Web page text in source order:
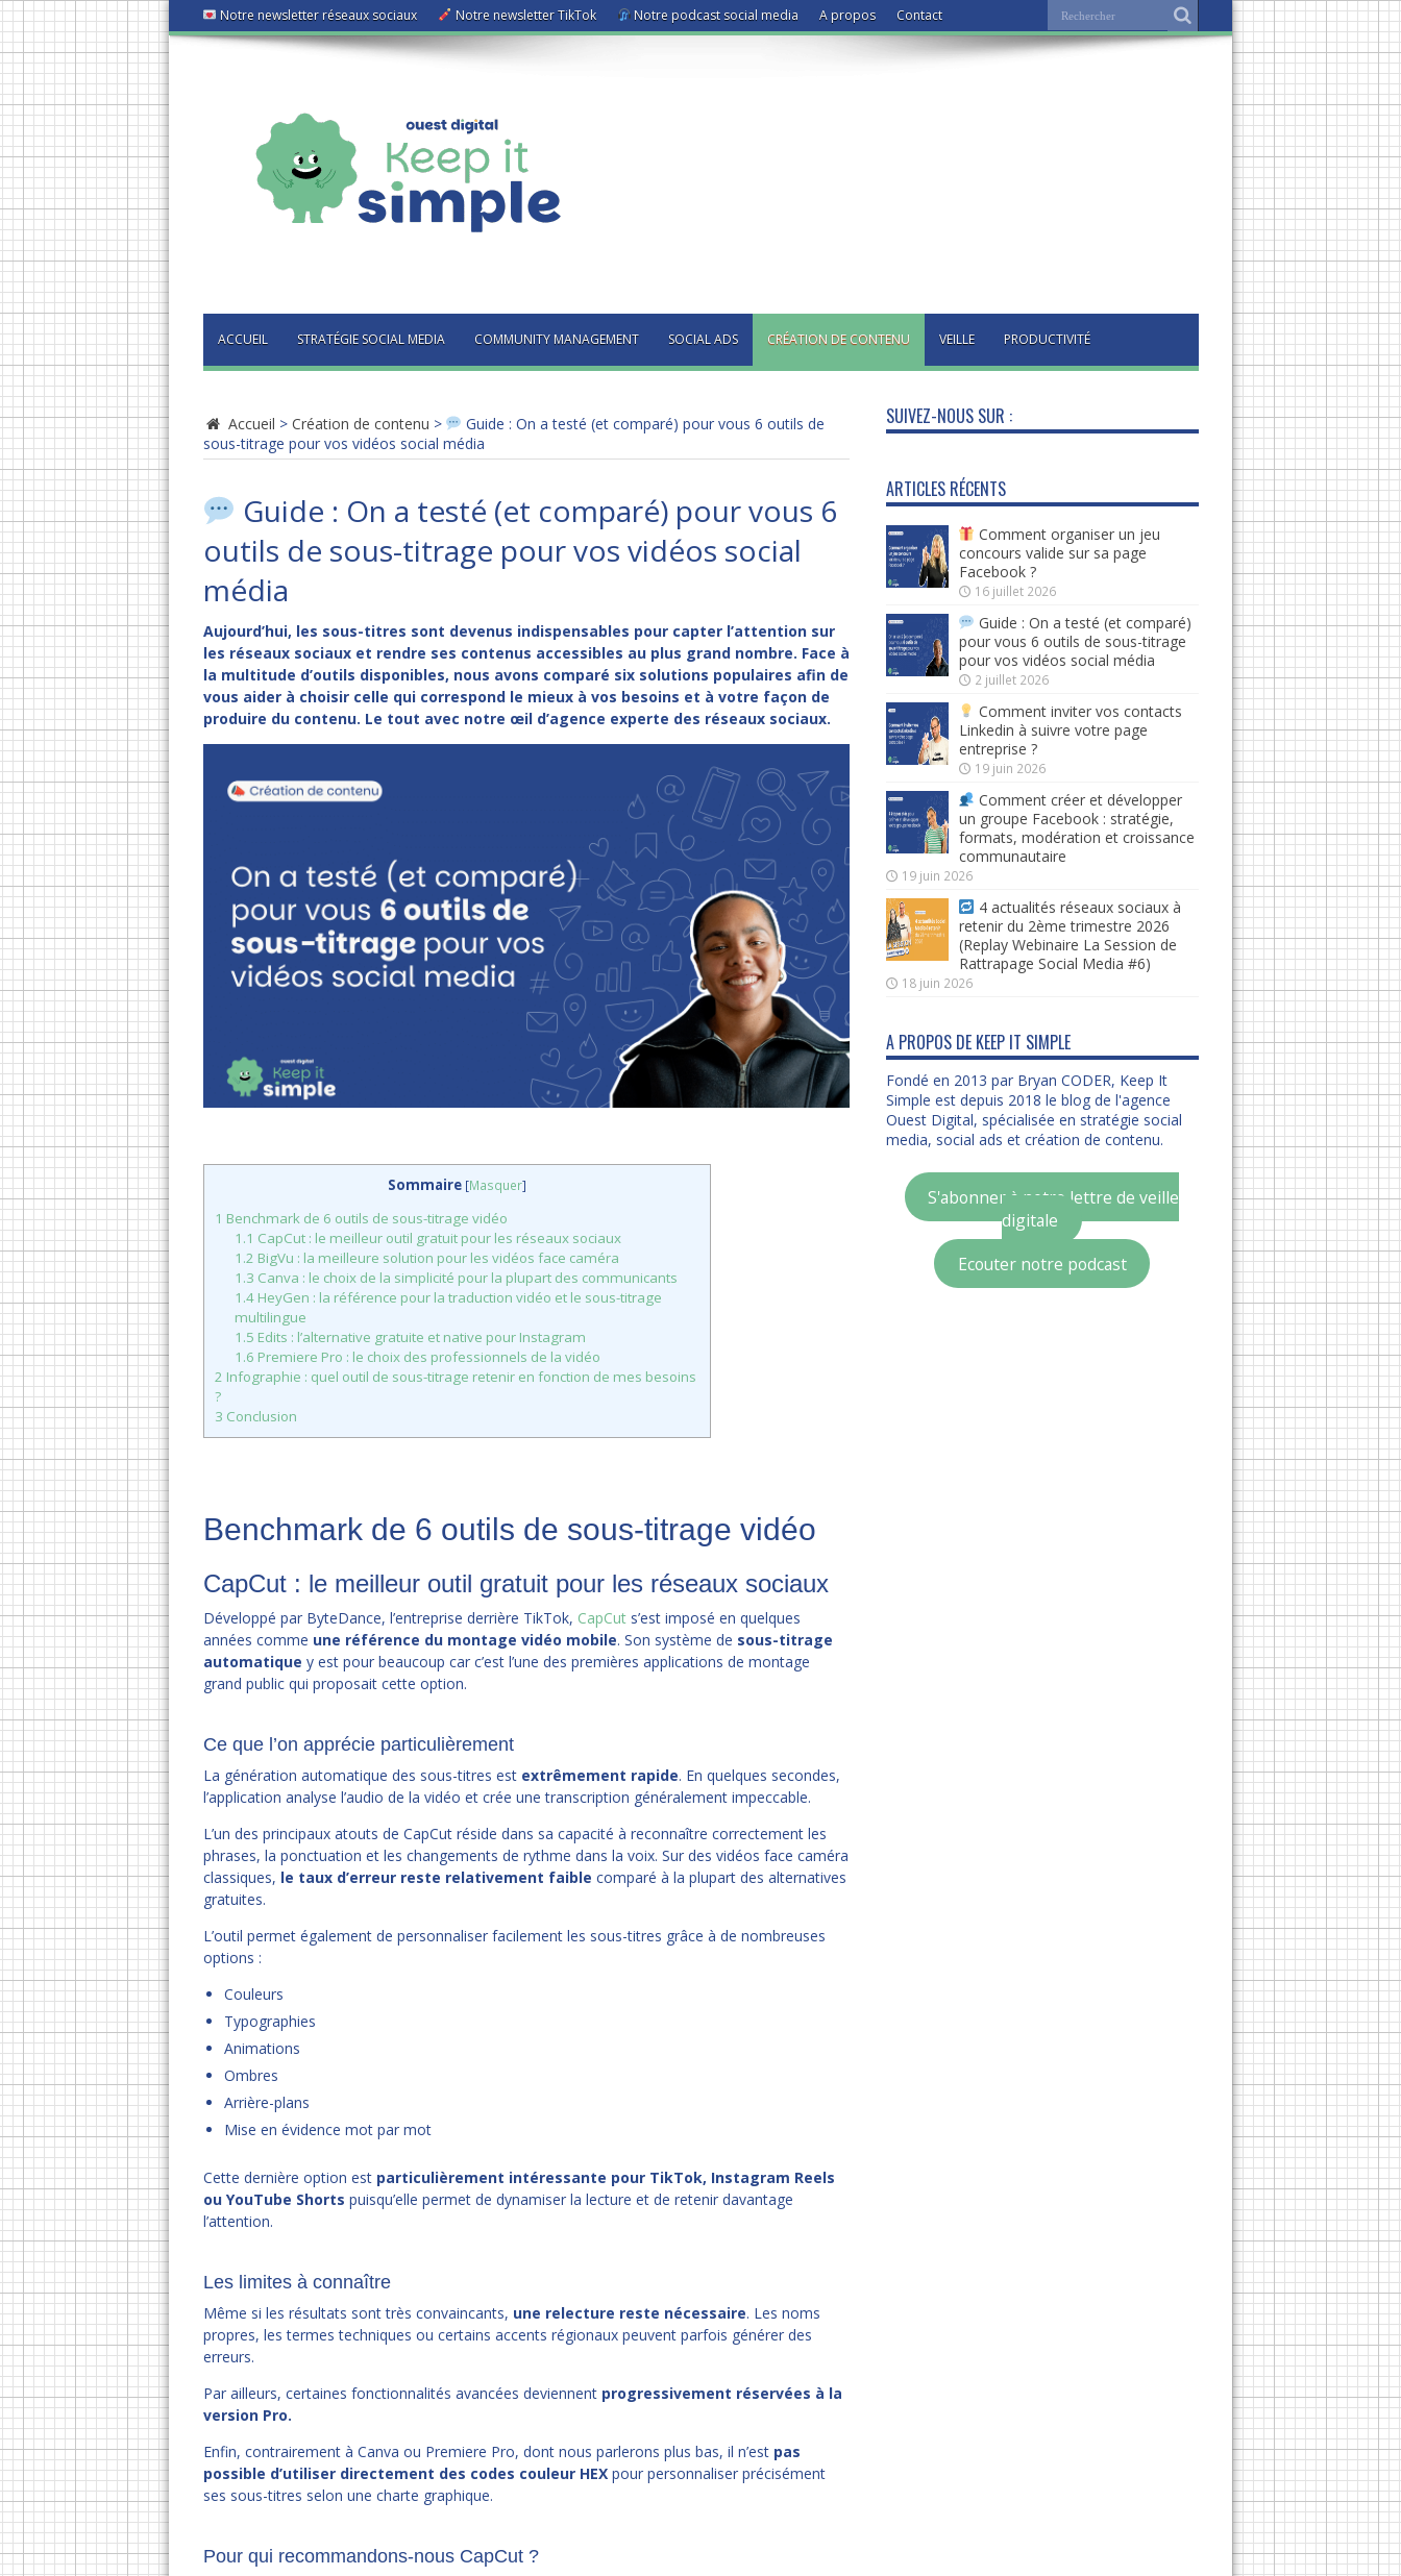
Notre newsletter réseaux sociaux Notre newsletter TikTok Notre podcast social media A propos Contact
ACCUEIL STRATÉGIE SOCIAL MEDIA COMMUNITY MANAGEMENT SOCIAL ADS CRÉATION DE CONTENU VEILLE PRODUCTIVITÉ
Accueil > Création de contenu >
Guide : On a testé (et comparé) pour vous 6 outils de
sous-titrage pour vos vidéos social média
Guide : On a testé (et comparé) pour vous 6
outils de sous-titrage pour vos vidéos social
média
Aujourd’hui, les sous-titres sont devenus indispensables pour capter l’attention sur
les réseaux sociaux et rendre ses contenus accessibles au plus grand nombre. Face à
la multitude d’outils disponibles, nous avons comparé six solutions populaires afin de
vous aider à choisir celle qui correspond le mieux à vos besoins et à votre façon de
produire du contenu. Le tout avec notre œil d’agence experte des réseaux sociaux.
Sommaire [Masquer]
1 Benchmark de 6 outils de sous-titrage vidéo
1.1 CapCut : le meilleur outil gratuit pour les réseaux sociaux
1.2 BigVu : la meilleure solution pour les vidéos face caméra
1.3 Canva : le choix de la simplicité pour la plupart des communicants
1.4 HeyGen : la référence pour la traduction vidéo et le sous-titrage
multilingue
1.5 Edits : l’alternative gratuite et native pour Instagram
1.6 Premiere Pro : le choix des professionnels de la vidéo
2 Infographie : quel outil de sous-titrage retenir en fonction de mes besoins
?
3 Conclusion
Benchmark de 6 outils de sous-titrage vidéo
CapCut : le meilleur outil gratuit pour les réseaux sociaux
Développé par ByteDance, l’entreprise derrière TikTok, CapCuts’est imposé en quelques
années comme une référence du montage vidéo mobile. Son système de sous-titrage
automatique y est pour beaucoup car c’est l’une des premières applications de montage
grand public qui proposait cette option.
Ce que l’on apprécie particulièrement
La génération automatique des sous-titres est extrêmement rapide. En quelques secondes,
l’application analyse l’audio de la vidéo et crée une transcription généralement impeccable.
L’un des principaux atouts de CapCut réside dans sa capacité à reconnaître correctement les
phrases, la ponctuation et les changements de rythme dans la voix. Sur des vidéos face caméra
classiques, le taux d’erreur reste relativement faible comparé à la plupart des alternatives
gratuites.
L’outil permet également de personnaliser facilement les sous-titres grâce à de nombreuses
options :
Couleurs
Typographies
Animations
Ombres
Arrière-plans
Mise en évidence mot par mot
Cette dernière option est particulièrement intéressante pour TikTok, Instagram Reels
ou YouTube Shorts puisqu’elle permet de dynamiser la lecture et de retenir davantage
l’attention.
Les limites à connaître
Même si les résultats sont très convaincants, une relecture reste nécessaire. Les noms
propres, les termes techniques ou certains accents régionaux peuvent parfois générer des
erreurs.
Par ailleurs, certaines fonctionnalités avancées deviennent progressivement réservées à la
version Pro.
Enfin, contrairement à Canva ou Premiere Pro, dont nous parlerons plus bas, il n’est pas
possible d’utiliser directement des codes couleur HEX pour personnaliser précisément
ses sous-titres selon une charte graphique.
Pour qui recommandons-nous CapCut ?
SUIVEZ-NOUS SUR :
ARTICLES RÉCENTS
Comment organiser un jeu
concours valide sur sa page
Facebook ?
16 juillet 2026
Guide : On a testé (et comparé)
pour vous 6 outils de sous-titrage
pour vos vidéos social média
2 juillet 2026
Comment inviter vos contacts
Linkedin à suivre votre page
entreprise ?
19 juin 2026
Comment créer et développer
un groupe Facebook : stratégie,
formats, modération et croissance
communautaire
19 juin 2026
4 actualités réseaux sociaux à
retenir du 2ème trimestre 2026
(Replay Webinaire La Session de
Rattrapage Social Media #6)
18 juin 2026
A PROPOS DE KEEP IT SIMPLE
Fondé en 2013 par Bryan CODER, Keep It
Simple est depuis 2018 le blog de l'agence
Ouest Digital, spécialisée en stratégie social
media, social ads et création de contenu.
S'abonner à notre lettre de veille
digitale
Ecouter notre podcast